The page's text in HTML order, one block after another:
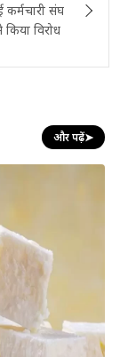
कर्मचारी संघ
किया विरोध
और पढ़ें➤